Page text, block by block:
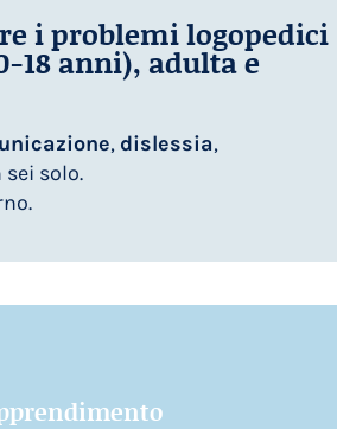
i problemi logopedici
18 anni), adulta e
, dislessia,
sei solo.